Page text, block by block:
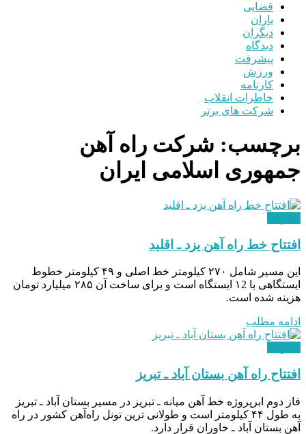
قضایی
یاران
دیگران
دیدگاه
پیشرفت
ورزش
کارنامه
خاطرات انقلاب
شرکت های برتر
برچسب: شرکت راه‌ آهن
جمهوری اسلامی ایران
افتتاح خط راه‌ آهن یزد ـ اقلید
این مسیر شامل ۲۷۰ کیلومتر خط اصلی و ۴۹ کیلومتر خطوط
ایستگاهی با ۱2 ایستگاه است و برای ساخت آن ۲۸۵ میلیارد تومان
هزینه شده است.
ادامه مطلب
افتتاح راه‌ آهن بستان ‌آباد ـ تبریز
فاز دوم ابرپروژه خط آهن میانه ـ تبریز در مسیر بستان آباد ـ تبریز
به طول ۴۴ کیلومتر است و طولانی ترین تونل راه‌آهن کشور در راه
آهن بستان آباد ـ خاوران قرار دارد.